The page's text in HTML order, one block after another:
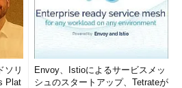
ソリ
Plat
Envoy、Istioによるサービスメッ
シュのスタートアップ、Tetrateが